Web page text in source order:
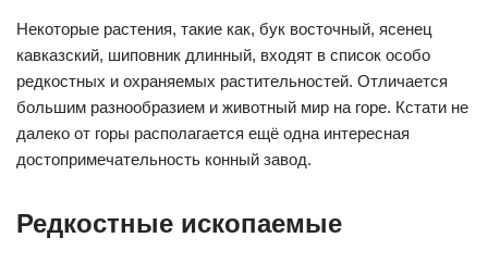
Некоторые растения, такие как, бук восточный, ясенец
кавказский, шиповник длинный, входят в список особо
редкостных и охраняемых растительностей. Отличается
большим разнообразием и животный мир на горе. Кстати не
далеко от горы располагается ещё одна интересная
достопримечательность конный завод.
Редкостные ископаемые